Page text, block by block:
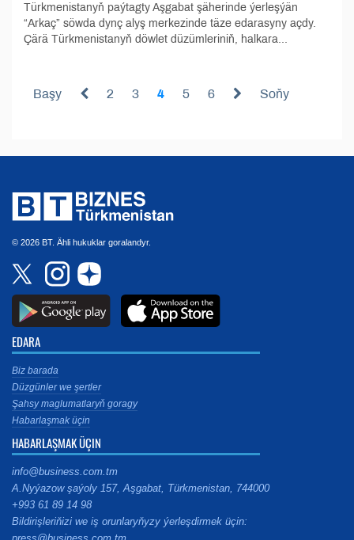
Türkmenistanyň paýtagty Aşgabat şäherinde ýerleşýän
“Arkaç” söwda dynç alyş merkezinde täze edarasyny açdy.
Çärä Türkmenistanyň döwlet düzümleriniň, halkara...
Başy 2 3 4 5 6 Soňy
© 2026 BT. Ähli hukuklar goralandyr.
EDARA
Biz barada
Düzgünler we şertler
Şahsy maglumatlaryň goragy
Habarlaşmak üçin
HABARLAŞMAK ÜÇIN
info@business.com.tm
A.Nyýazow şaýoly 157, Aşgabat, Türkmenistan, 744000
+993 61 89 14 98
Bildirişleriňizi we iş orunlaryňyzy ýerleşdirmek üçin: